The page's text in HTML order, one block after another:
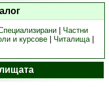
| Частни
и курсове| Читалища|